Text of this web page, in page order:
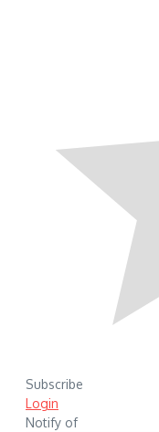
Subscribe
Login
Notify of